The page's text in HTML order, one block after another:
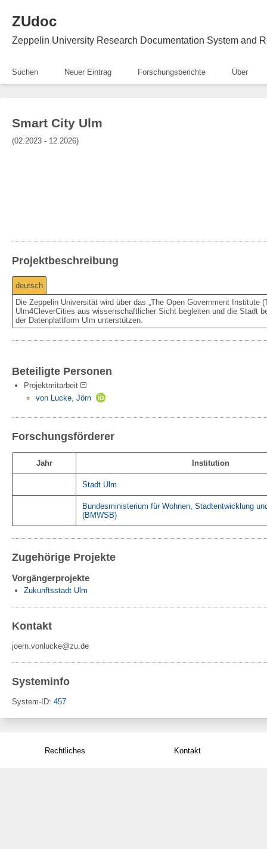
ZUdoc
Zeppelin University Research Documentation System and
Suchen Neuer Eintrag Forschungsberichte Über
Smart City Ulm
(02.2023 - 12.2026)
Projektbeschreibung
deutsch
Die Zeppelin Universität wird über das „The Open Government
Ulm4CleverCities aus wissenschaftlicher Sicht begleiten und die Stadt
der Datenplattform Ulm unterstützen.
Beteiligte Personen
Projektmitarbeit
von Lucke, Jörn
Forschungsförderer
Jahr Institution
Stadt Ulm
Bundesministerium für Wohnen, Stadtentwicklung
(BMWSB)
Zugehörige Projekte
Vorgängerprojekte
Zukunftsstadt Ulm
Kontakt
joern.vonlucke@zu.de
Systeminfo
System-ID: 457
Rechtliches Kontakt